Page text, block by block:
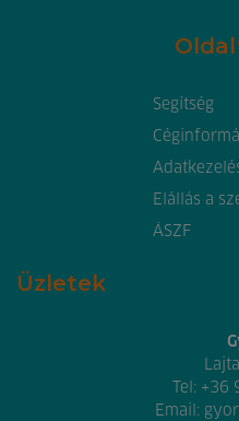
Segítség
Elállás a
ÁSZF
Üzletek
Tel: +36
Email: